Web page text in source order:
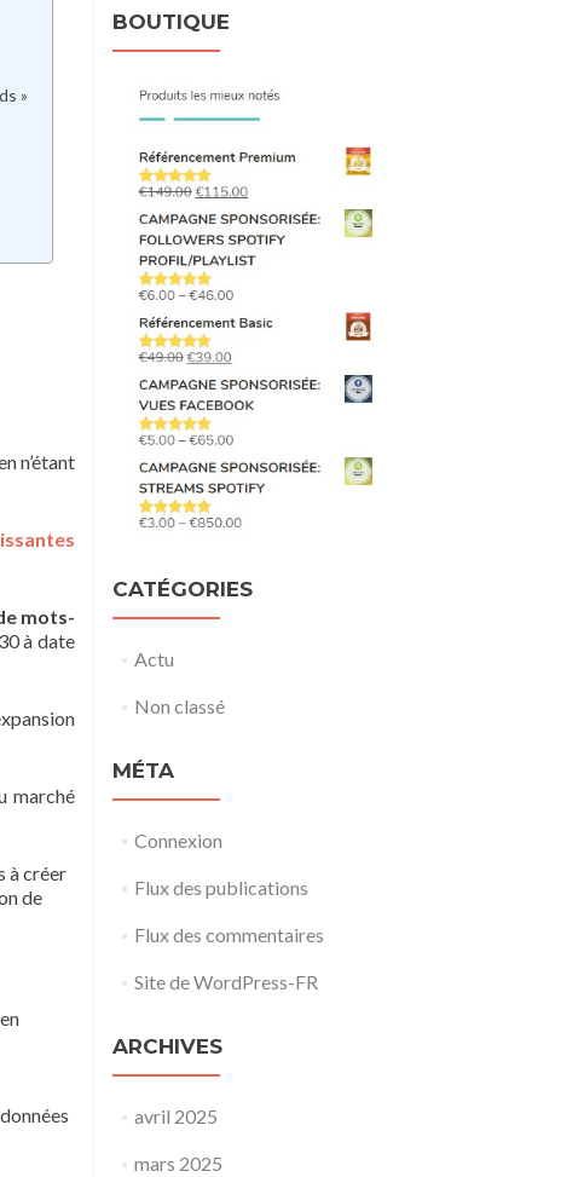
»
n’étant
mots-
à date
marché
à créer
de
BOUTIQUE
CATÉGORIES
Actu
Non classé
MÉTA
Connexion
Flux des publications
Flux des commentaires
Site de WordPress-FR
ARCHIVES
avril 2025
mars 2025